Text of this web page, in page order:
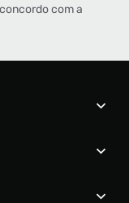
com a